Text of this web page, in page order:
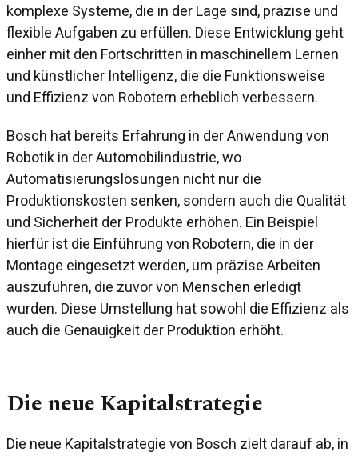
komplexe Systeme, die in der Lage sind, präzise und
flexible Aufgaben zu erfüllen. Diese Entwicklung geht
einher mit den Fortschritten in maschinellem Lernen
und künstlicher Intelligenz, die die Funktionsweise
und Effizienz von Robotern erheblich verbessern.
Bosch hat bereits Erfahrung in der Anwendung von
Robotik in der Automobilindustrie, wo
Automatisierungslösungen nicht nur die
Produktionskosten senken, sondern auch die Qualität
und Sicherheit der Produkte erhöhen. Ein Beispiel
hierfür ist die Einführung von Robotern, die in der
Montage eingesetzt werden, um präzise Arbeiten
auszuführen, die zuvor von Menschen erledigt
wurden. Diese Umstellung hat sowohl die Effizienz als
auch die Genauigkeit der Produktion erhöht.
Die neue Kapitalstrategie
Die neue Kapitalstrategie von Bosch zielt darauf ab, in